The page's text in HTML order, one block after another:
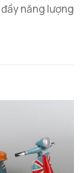
năng lượng